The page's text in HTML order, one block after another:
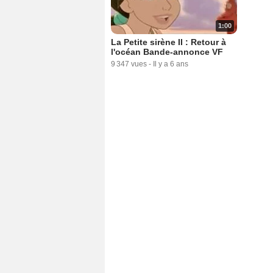
1:00
La Petite sirène II : Retour à
l'océan Bande-annonce VF
9 347 vues - Il y a 6 ans